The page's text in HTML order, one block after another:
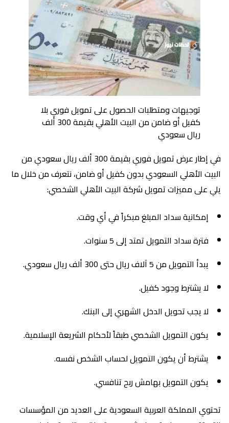
توجيهات ومتطلبات الحصول على تمويل فوري بلا
كفيل أو ضامن من البيت الأهلي بقيمة 300 ألف
ريال سعودي
في إطار عرض تمويل فوري بقيمة 300 ألف ريال سعودي من
البيت الأهلي السعودي بدون كفيل أو ضامن، نتعرف من خلال ما
يلي على مميزات تمويل شركة البيت الأهلي الشخصي:
إمكانية سداد المبلغ مبكراً في أي وقت.
فترة سداد التمويل تمتد إلى 5 سنوات.
يبدأ التمويل من 5 آلاف ريال حتى 300 ألف ريال سعودي.
لا يشترط وجود كفيل.
لا يجب تحويل الدخل الشهري إلى البنك.
يكون التمويل الشخصي طبقاً لأحكام الشريعة الإسلامية.
يشترط أن يكون التمويل لحساب الشخص نفسه.
يكون التمويل بهامش ربح تنافسي.
تحتوي المملكة العربية السعودية على العديد من المؤسسات